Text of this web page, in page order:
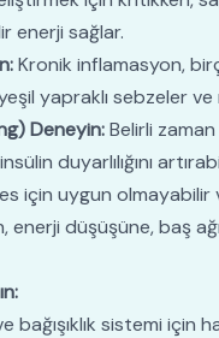
enerji sağlar.
Kronik inflamasyon,
yapraklı sebzeler
Deneyin:Belirli
duyarlılığını
için uygun
enerji düşüşüne, baş
sistemi için